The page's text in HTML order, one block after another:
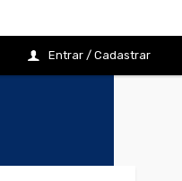
Entrar / Cadastrar